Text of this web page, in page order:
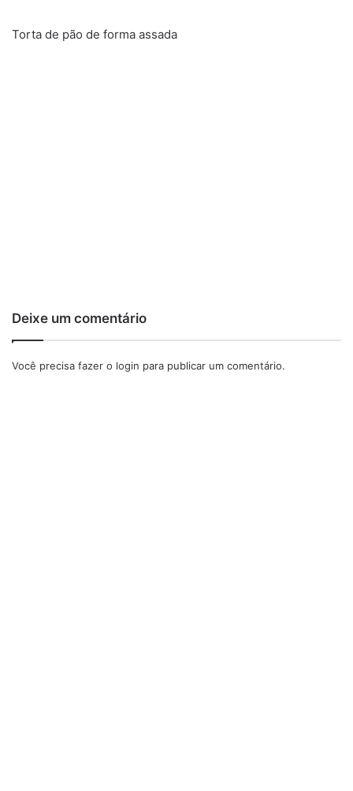
Torta de pão de forma assada
Deixe um comentário
Você precisa fazer o login para publicar um comentário.